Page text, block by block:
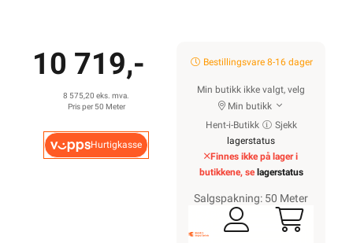
10 719,-
8 575,20 eks. mva.
Pris per 50 Meter
Hurtigkasse
Bestillingsvare 8-16 dager
Min butikk ikke valgt, velg
Min butikk
Hent-i-Butikk
Sjekk
lagerstatus
Finnes ikke på lager i
butikkene, se lagerstatus
Salgspakning: 50 Meter